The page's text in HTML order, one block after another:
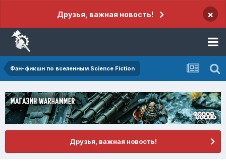
Друзья, важная новость! ×
Фан-фикшн по вселенным Science Fiction
Друзья, важная новость!